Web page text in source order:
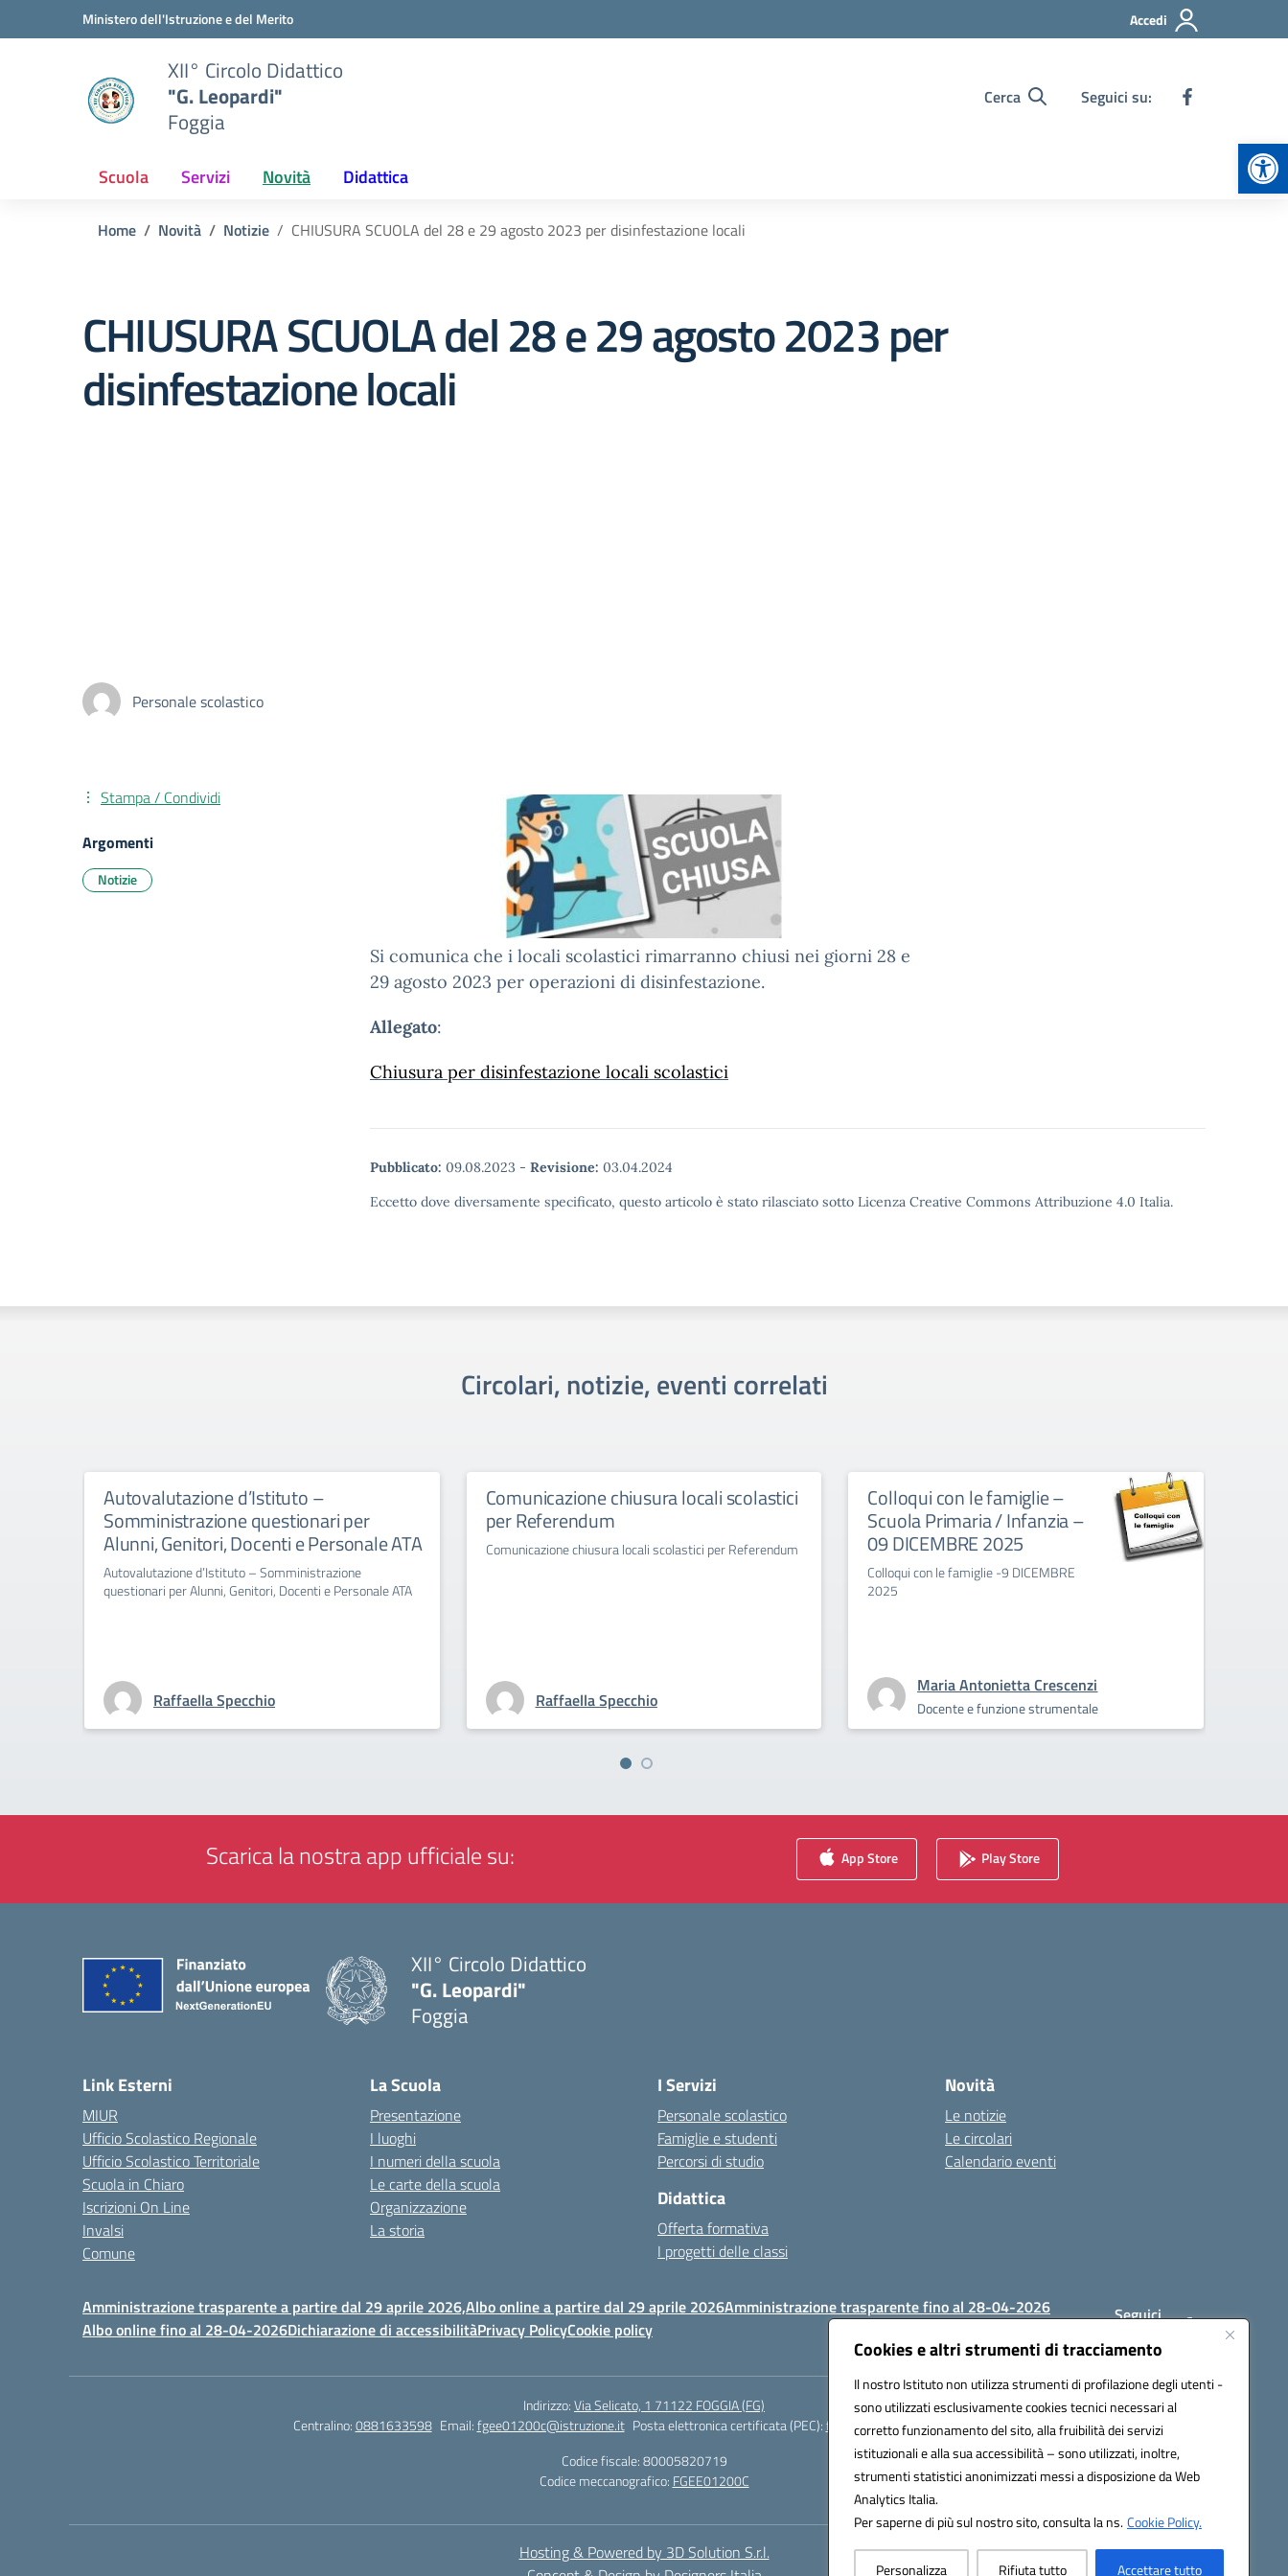
Cookies e altri strumenti di tracciamento
Il nostro Istituto non utilizza strumenti di profilazione degli utenti -
sono utilizzati esclusivamente cookies tecnici necessari al
corretto funzionamento del sito, alla fruibilità dei servizi
istituzionali e alla sua accessibilità – sono utilizzati, inoltre,
strumenti statistici anonimizzati messi a disposizione da Web
Analytics Italia.
Per saperne di più sul nostro sito, consulta la ns.Cookie Policy.
Personalizza Rifiuta tutto Accettare tutto
Vai ai contenuti
Vai al menu di navigazioneMinistero dell'Istruzione e del Merito Accedi
XII° Circolo Didattico
"G. Leopardi"
Foggia
Cerca Seguici su:
Scuola Servizi Novità Didattica
Home Novità Notizie CHIUSURA SCUOLA del 28 e 29 agosto 2023 per disinfestazione locali
CHIUSURA SCUOLA del 28 e 29 agosto 2023 per
disinfestazione locali
Personale scolastico
Si comunica che i locali scolastici rimarranno chiusi nei giorni 28 e
29 agosto 2023 per operazioni di disinfestazione.
Allegato:
Chiusura per disinfestazione locali scolastici
Pubblicato: 09.08.2023 - Revisione: 03.04.2024
Eccetto dove diversamente specificato, questo articolo è stato rilasciato sotto Licenza Creative Commons Attribuzione 4.0 Italia.
Stampa / Condividi
Argomenti
Notizie
Circolari, notizie, eventi correlati
Autovalutazione d’Istituto –
Somministrazione questionari per
Alunni, Genitori, Docenti e Personale ATA
Autovalutazione d’Istituto – Somministrazione
questionari per Alunni, Genitori, Docenti e Personale ATA
Raffaella Specchio
Comunicazione chiusura locali scolastici
per Referendum
Comunicazione chiusura locali scolastici per Referendum
Raffaella Specchio
Colloqui con le famiglie –
Scuola Primaria / Infanzia –
09 DICEMBRE 2025
Colloqui con le famiglie -9 DICEMBRE
2025
Maria Antonietta Crescenzi
Docente e funzione strumentale
Scarica la nostra app ufficiale su: App Store Play Store
XII° Circolo Didattico
"G. Leopardi"
Foggia
Link Esterni
MIUR
Ufficio Scolastico Regionale
Ufficio Scolastico Territoriale
Scuola in Chiaro
Iscrizioni On Line
Invalsi
Comune
La Scuola
Presentazione
I luoghi
I numeri della scuola
Le carte della scuola
Organizzazione
La storia
I Servizi
Personale scolastico
Famiglie e studenti
Percorsi di studio
Didattica
Offerta formativa
I progetti delle classi
Novità
Le notizie
Le circolari
Calendario eventi
Amministrazione trasparente a partire dal 29 aprile 2026,Albo online a partire dal 29 aprile 2026Amministrazione trasparente fino al 28-04-2026
Albo online fino al 28-04-2026Dichiarazione di accessibilitàPrivacy PolicyCookie policy
Seguici
Indirizzo:Via Selicato, 1 71122 FOGGIA (FG)
Centralino:0881633598 Email:fgee01200c@istruzione.it Posta elettronica certificata (PEC):fgee01200c@pec.istruzione.it
Codice fiscale: 80005820719
Codice meccanografico: FGEE01200C
Hosting & Powered by 3D Solution S.r.l.